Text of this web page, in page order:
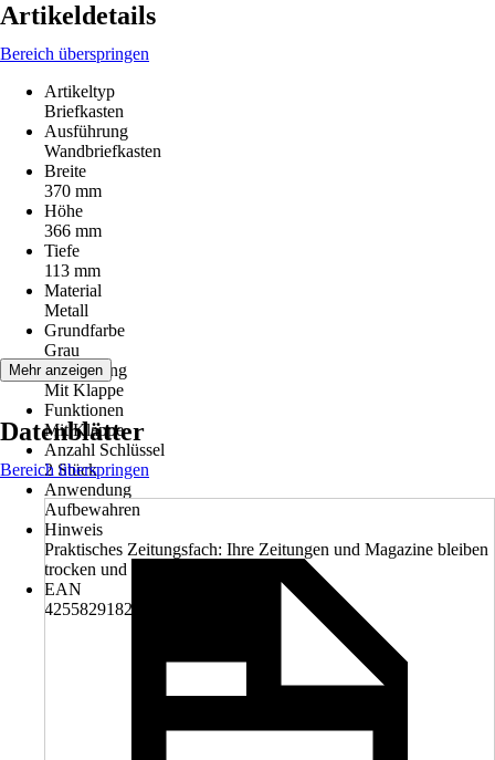
Artikeldetails
Bereich überspringen
Artikeltyp
Briefkasten
Ausführung
Wandbriefkasten
Breite
370 mm
Höhe
366 mm
Tiefe
113 mm
Material
Metall
Grundfarbe
Grau
Ausstattung
Mit Klappe
Funktionen
Mit Klappe
Anzahl Schlüssel
2 Stück
Anwendung
Aufbewahren
Hinweis
Praktisches Zeitungsfach: Ihre Zeitungen und Magazine bleiben
trocken und ordentlich verstaut.
EAN
4255829182864
Mehr anzeigen
Datenblätter
Bereich überspringen